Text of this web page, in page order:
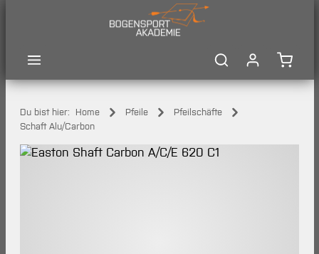
Du bist hier: Home Pfeile
Pfeilschäfte
Schaft Alu/Carbon
Bildergalerie überspringen